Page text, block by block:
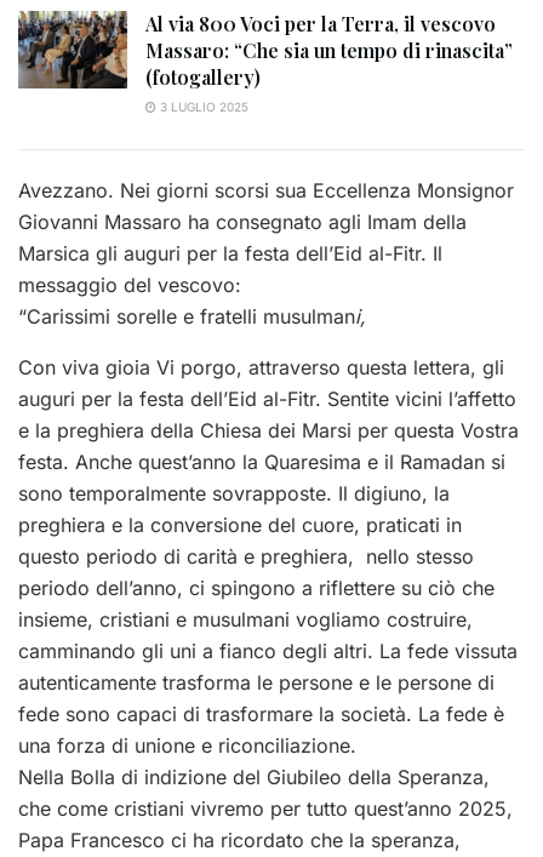
Al via 800 Voci per la Terra, il vescovo
Massaro: “Che sia un tempo di rinascita”
(fotogallery)
3 LUGLIO 2025
Avezzano. Nei giorni scorsi sua Eccellenza Monsignor
Giovanni Massaro ha consegnato agli Imam della
Marsica gli auguri per la festa dell’Eid al-Fitr. Il
messaggio del vescovo:
“Carissimi sorelle e fratelli musulmani,
Con viva gioia Vi porgo, attraverso questa lettera, gli
auguri per la festa dell’Eid al-Fitr. Sentite vicini l’affetto
e la preghiera della Chiesa dei Marsi per questa Vostra
festa. Anche quest’anno la Quaresima e il Ramadan si
sono temporalmente sovrapposte. Il digiuno, la
preghiera e la conversione del cuore, praticati in
questo periodo di carità e preghiera, nello stesso
periodo dell’anno, ci spingono a riflettere su ciò che
insieme, cristiani e musulmani vogliamo costruire,
camminando gli uni a fianco degli altri. La fede vissuta
autenticamente trasforma le persone e le persone di
fede sono capaci di trasformare la società. La fede è
una forza di unione e riconciliazione.
Nella Bolla di indizione del Giubileo della Speranza,
che come cristiani vivremo per tutto quest’anno 2025,
Papa Francesco ci ha ricordato che la speranza,